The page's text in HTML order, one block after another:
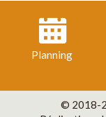
Planning
© 2018-